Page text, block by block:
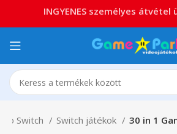
Switch Switch játékok 30 in 1
INGYENES személyes átvétel